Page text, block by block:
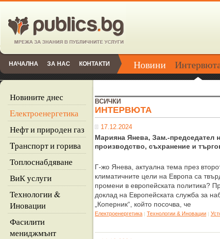
НАЧАЛНА ЗА НАС КОНТАКТИ Новини
Новините днес
Eлектроенергетика
Нефт и природен газ
Tранспорт и горива
Топлоснабдяване
ВиК услуги
Технологии &
Иновации
Фасилити
мениджмънт
ВСИЧКИ
ИНТЕРВЮТА
17.12.2024
Марияна Янева, Зам.-председател
производство, съхранение и
Г-жо Янева, актуална тема през
климатичните цели на Европа са
промени в европейската политика?
доклад на Европейската служба за
„Коперник“, който посочва, че
Eлектроенергетика | Технологии & Иновации |